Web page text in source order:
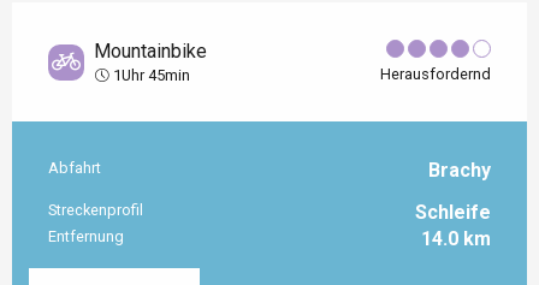
Mountainbike
1Uhr 45min Herausfordernd
Praktische Informationen
Abfahrt Brachy
Streckenprofil Schleife
Entfernung 14.0 km